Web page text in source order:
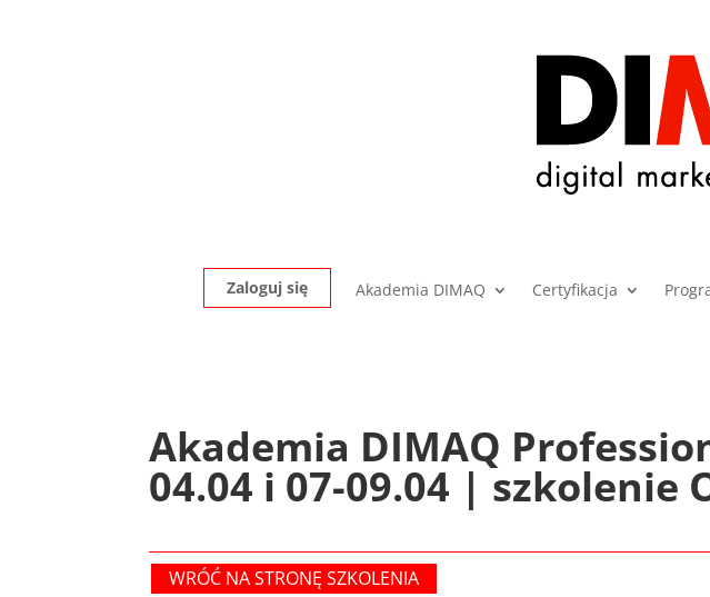
Zaloguj się Akademia DIMAQ Certyfikacja
Akademia DIMAQ
04.04 i 07-09.04 | szkolenie
WRÓĆ NA STRONĘ SZKOLENIA